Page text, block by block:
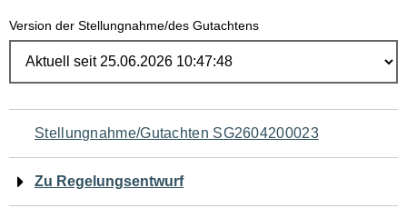
Version der Stellungnahme/des Gutachtens
Navigation
für
den
Stellungnahme/Gutachten SG2604200023
Zu Regelungsentwurf